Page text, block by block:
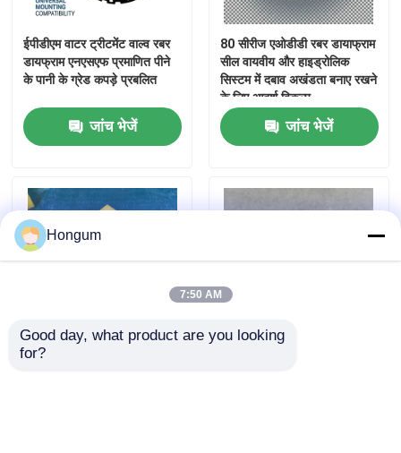
ईपीडीएम वाटर ट्रीटमेंट वाल्व रबर
डायफ्राम एनएसएफ प्रमाणित पीने
के पानी के ग्रेड कपड़े प्रबलित
जांच भेजें
80 सीरीज एओडीडी रबर डायाफ्राम
सील वायवीय और हाइड्रोलिक
सिस्टम में दबाव अखंडता बनाए रखने
के लिए आदर्श विकल्प
जांच भेजें
गुणवत्तापूर्ण उत्पादों के लिए टिकाऊ
Hongum
7:50 AM
Good day, what product are you looking
for?